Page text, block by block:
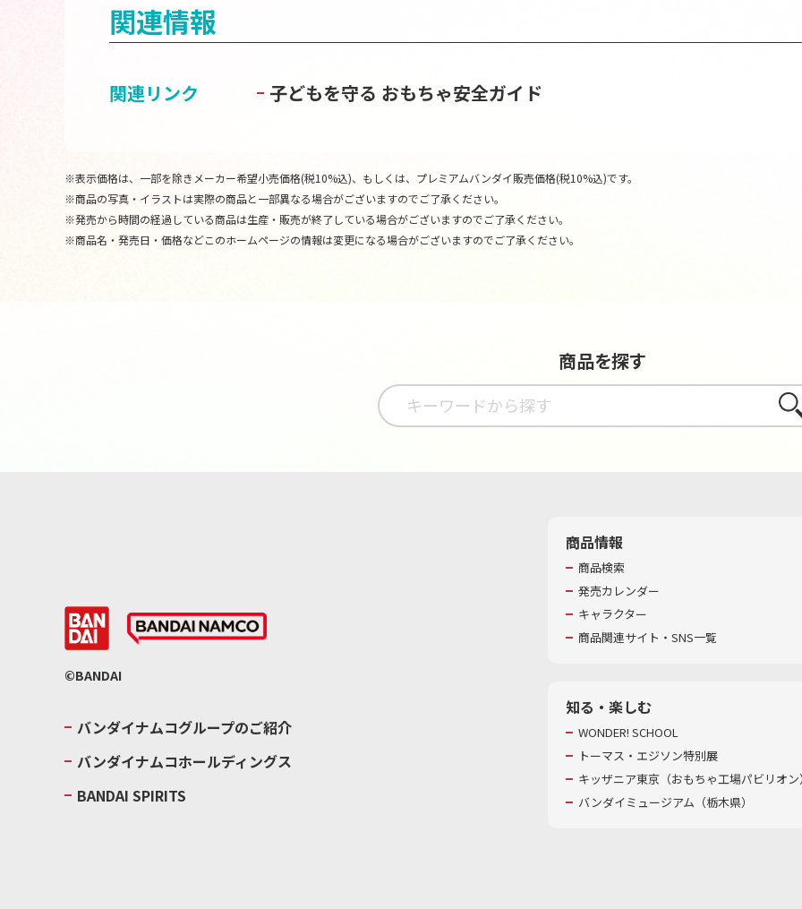
関連情報
関連リンク 子どもを守る おもちゃ安全ガイド
※表示価格は、一部を除きメーカー希望小売価格(税10%込)、もしくは、プレミアムバンダイ販売価格(税10%込)です。
※商品の写真・イラストは実際の商品と一部異なる場合がございますのでご了承ください。
※発売から時間の経過している商品は生産・販売が終了している場合がございますのでご了承ください。
※商品名・発売日・価格などこのホームページの情報は変更になる場合がございますのでご了承ください。
商品を探す
さが
©BANDAI
バンダイナムコグループのご紹介
バンダイナムコホールディングス
BANDAI SPIRITS
商品情報
商品検索
発売カレンダー
キャラクター
商品関連サイト・SNS一覧
知る・楽しむ
WONDER! SCHOOL
トーマス・エジソン特別展
キッザニア東京（おもちゃ工場パビリオ
バンダイミュージアム（栃木県）